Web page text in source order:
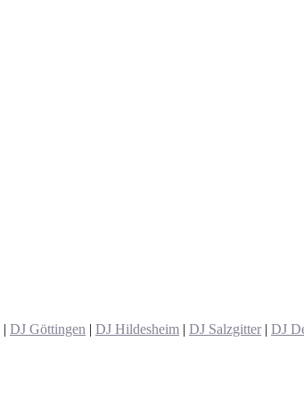
| DJ Göttingen | DJ Hildesheim | DJ Salzgitter | DJ